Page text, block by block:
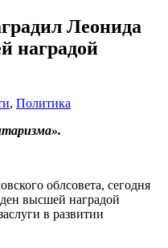
Леонида
наградой
, Политика
облсовета, сегодня
высшей наградой
в развитии